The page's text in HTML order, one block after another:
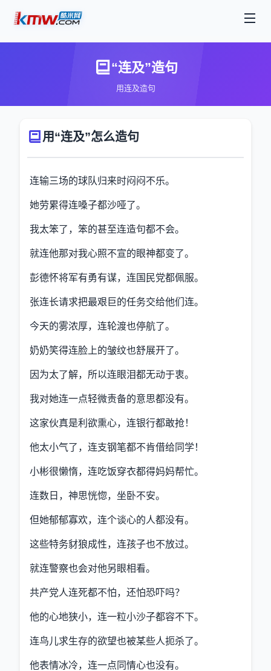
“连及”造句
用连及造句
用“连及”怎么造句
连输三场的球队归来时闷闷不乐。
她劳累得连嗓子都沙哑了。
我太笨了，笨的甚至连造句都不会。
就连他那对我心照不宣的眼神都变了。
彭德怀将军有勇有谋，连国民党都佩服。
张连长请求把最艰巨的任务交给他们连。
今天的雾浓厚，连轮渡也停航了。
奶奶笑得连脸上的皱纹也舒展开了。
因为太了解，所以连眼泪都无动于衷。
我对她连一点轻微责备的意思都没有。
这家伙真是利欲熏心，连银行都敢抢！
他太小气了，连支钢笔都不肯借给同学！
小彬很懒惰，连吃饭穿衣都得妈妈帮忙。
连数日，神思恍惚，坐卧不安。
但她郁郁寡欢，连个谈心的人都没有。
这些特务豺狼成性，连孩子也不放过。
就连警察也会对他另眼相看。
共产党人连死都不怕，还怕恐吓吗？
他的心地狭小，连一粒小沙子都容不下。
连鸟儿求生存的欲望也被某些人扼杀了。
他表情冰冷，连一点同情心也没有。